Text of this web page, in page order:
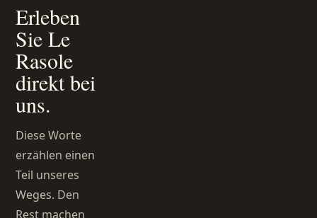
Erleben
Sie Le
Rasole
direkt bei
uns.
Diese Worte
erzählen einen
Teil unseres
Weges. Den
Rest machen